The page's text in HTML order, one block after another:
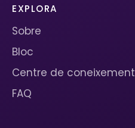
EXPLORA
Sobre
Bloc
Centre de coneixement
FAQ